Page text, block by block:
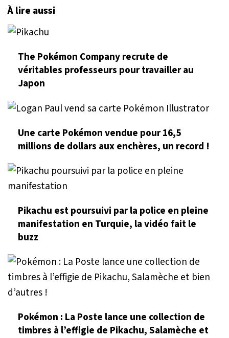
À lire aussi
The Pokémon Company recrute de
véritables professeurs pour travailler au
Japon
Une carte Pokémon vendue pour 16,5
millions de dollars aux enchères, un record !
Pikachu est poursuivi par la police en pleine
manifestation en Turquie, la vidéo fait le
buzz
Pokémon : La Poste lance une collection de
timbres à l’effigie de Pikachu, Salamèche et